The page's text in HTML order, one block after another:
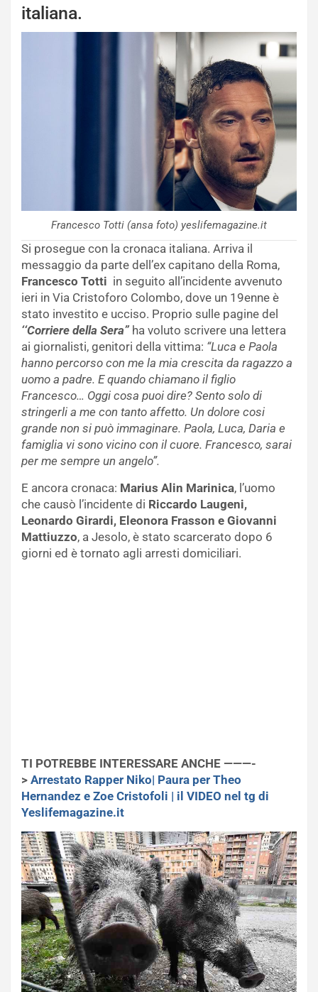
italiana.
Francesco Totti (ansa foto) yeslifemagazine.it
Si prosegue con la cronaca italiana. Arriva il
messaggio da parte dell’ex capitano della Roma,
Francesco Totti in seguito all’incidente avvenuto
ieri in Via Cristoforo Colombo, dove un 19enne è
stato investito e ucciso. Proprio sulle pagine del
‘‘Corriere della Sera”ha voluto scrivere una lettera
ai giornalisti, genitori della vittima: “Luca e Paola
hanno percorso con me la mia crescita da ragazzo a
uomo a padre. E quando chiamano il figlio
Francesco… Oggi cosa puoi dire? Sento solo di
stringerli a me con tanto affetto. Un dolore cosi
grande non si può immaginare. Paola, Luca, Daria e
famiglia vi sono vicino con il cuore. Francesco, sarai
per me sempre un angelo”.
E ancora cronaca: Marius Alin Marinica, l’uomo
che causò l’incidente di Riccardo Laugeni,
Leonardo Girardi, Eleonora Frasson e Giovanni
Mattiuzzo, a Jesolo, è stato scarcerato dopo 6
giorni ed è tornato agli arresti domiciliari.
TI POTREBBE INTERESSARE ANCHE ———-
> Arrestato Rapper Niko| Paura per Theo
Hernandez e Zoe Cristofoli | il VIDEO nel tg di
Yeslifemagazine.it